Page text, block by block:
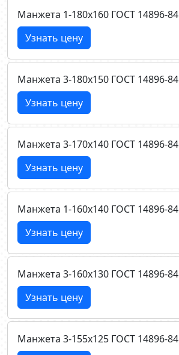
Манжета 1-180х160 ГОСТ 14896-84
Узнать цену
Манжета 3-180х150 ГОСТ 14896-84
Узнать цену
Манжета 3-170х140 ГОСТ 14896-84
Узнать цену
Манжета 1-160х140 ГОСТ 14896-84
Узнать цену
Манжета 3-160х130 ГОСТ 14896-84
Узнать цену
Манжета 3-155х125 ГОСТ 14896-84